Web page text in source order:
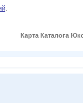
Карта Каталога